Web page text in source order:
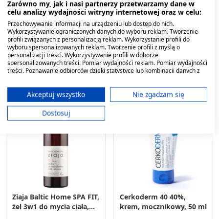
proktologiczny z
komplekem srebra, 25 ml
40,19 zł
szampon, 200 g
26,99 zł
Ziaja Baltic Home SPA FIT,
żel 3w1 do mycia ciała,
Cerkoderm 40 40%,
krem, mocznikowy, 50 ml
Zarówno my, jak i nasi partnerzy przetwarzamy dane w
celu analizy wydajności witryny internetowej oraz w celu:
Przechowywanie informacji na urządzeniu lub dostęp do nich.
Wykorzystywanie ograniczonych danych do wyboru reklam. Tworzenie
profili związanych z personalizacją reklam. Wykorzystanie profili do
wyboru spersonalizowanych reklam. Tworzenie profili z myślą o
personalizacji treści. Wykorzystywanie profili w doborze
spersonalizowanych treści. Pomiar wydajności reklam. Pomiar wydajności
treści. Poznawanie odbiorców dzięki statystyce lub kombinacji danych z
ograniczonych danych do wyboru treści.
Dane mogą być udostępniane poza Unię Europejską i wysyłane do USA.
Twoja zgoda i polityka cookie dotyczą wyłącznie tej witryny/aplikacji.
Wyświetl listę partnerów (11 dostawców IAB)
Przechowywanie informacji na urządzeniu
lub dostęp do nich
Wykorzystywanie ograniczonych danych do
wyboru reklam
Akceptuj wszystko
Nie zgadzam się
Dostosuj